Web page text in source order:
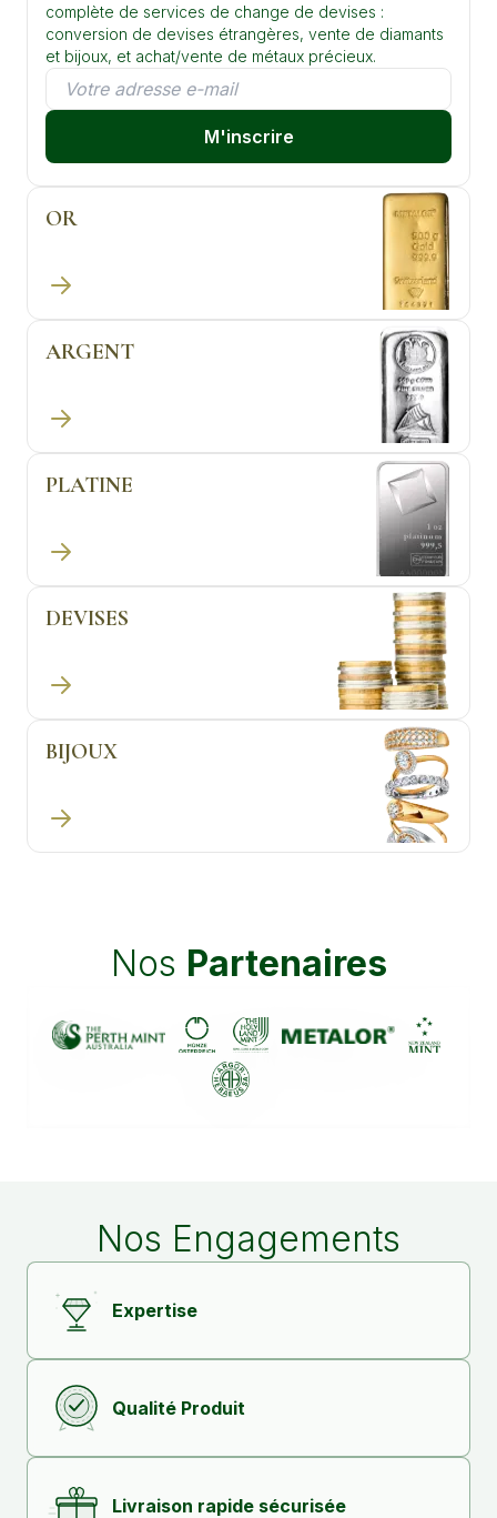
complète de services de change de devises :
conversion de devises étrangères, vente de diamants
et bijoux, et achat/vente de métaux précieux.
M'inscrire
OR
ARGENT
PLATINE
DEVISES
BIJOUX
Nos Partenaires
Nos Engagements
Expertise
Qualité Produit
Livraison rapide sécurisée